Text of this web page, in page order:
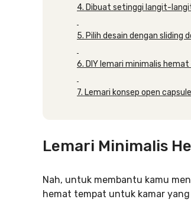
4. Dibuat setinggi langit-
5. Pilih desain dengan sliding
6. DIY lemari minimalis
7. Lemari konsep open capsule
Lemari Minimalis
Nah, untuk membantu kamu
hemat tempat untuk kamar